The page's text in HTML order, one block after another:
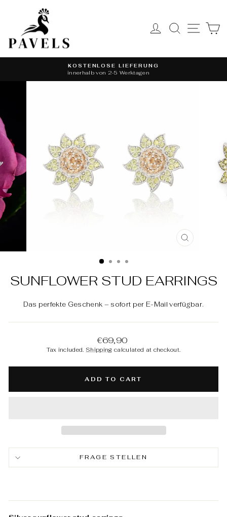
LOG IN
SEARCH
SITE
Pause
slideshow
KOSTENLOSE LIEFERUNG
innerhalb von 2-5 Werktagen
CLOSE
SUNFLOWER STUD EARRINGS
Das perfekte Geschenk – sofort per E-Mail verfügbar.
Regular
price
€69,90
Tax included. Shipping calculated at checkout.
ADD TO CART
FRAGE STELLEN